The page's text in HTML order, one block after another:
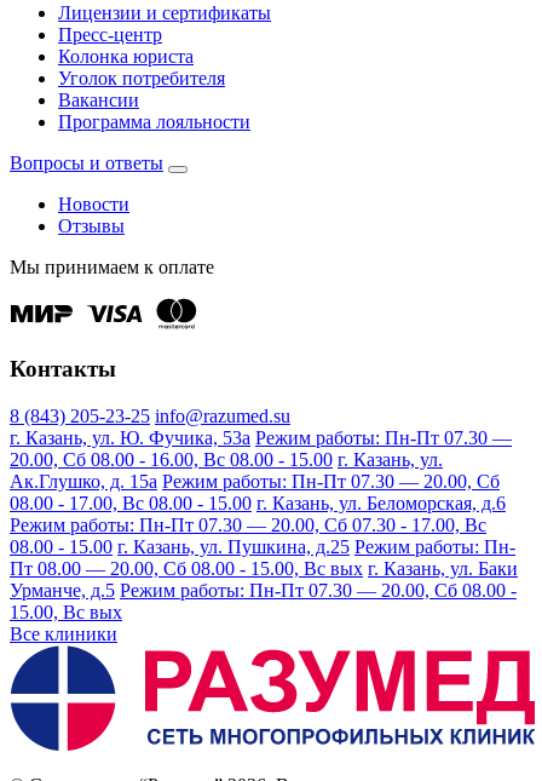
Лицензии и сертификаты
Пресс-центр
Колонка юриста
Уголок потребителя
Вакансии
Программа лояльности
Вопросы и ответы
Новости
Отзывы
Мы принимаем к оплате
Контакты
8 (843) 205-23-25 info@razumed.su
г. Казань, ул. Ю. Фучика, 53а Режим работы: Пн-Пт 07.30 —
20.00, Сб 08.00 - 16.00, Вс 08.00 - 15.00 г. Казань, ул.
Ак.Глушко, д. 15а Режим работы: Пн-Пт 07.30 — 20.00, Сб
08.00 - 17.00, Вс 08.00 - 15.00 г. Казань, ул. Беломорская, д.6
Режим работы: Пн-Пт 07.30 — 20.00, Сб 07.30 - 17.00, Вс
08.00 - 15.00 г. Казань, ул. Пушкина, д.25 Режим работы: Пн-
Пт 08.00 — 20.00, Сб 08.00 - 15.00, Вс вых г. Казань, ул. Баки
Урманче, д.5 Режим работы: Пн-Пт 07.30 — 20.00, Сб 08.00 -
15.00, Вс вых
Все клиники